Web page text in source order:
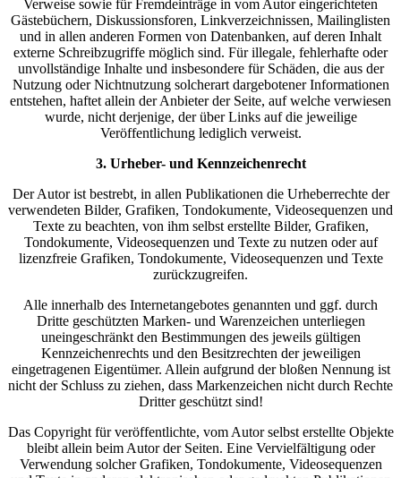
Verweise sowie für Fremdeinträge in vom Autor eingerichteten
Gästebüchern, Diskussionsforen, Linkverzeichnissen, Mailinglisten
und in allen anderen Formen von Datenbanken, auf deren Inhalt
externe Schreibzugriffe möglich sind. Für illegale, fehlerhafte oder
unvollständige Inhalte und insbesondere für Schäden, die aus der
Nutzung oder Nichtnutzung solcherart dargebotener Informationen
entstehen, haftet allein der Anbieter der Seite, auf welche verwiesen
wurde, nicht derjenige, der über Links auf die jeweilige
Veröffentlichung lediglich verweist.
3. Urheber- und Kennzeichenrecht
Der Autor ist bestrebt, in allen Publikationen die Urheberrechte der
verwendeten Bilder, Grafiken, Tondokumente, Videosequenzen und
Texte zu beachten, von ihm selbst erstellte Bilder, Grafiken,
Tondokumente, Videosequenzen und Texte zu nutzen oder auf
lizenzfreie Grafiken, Tondokumente, Videosequenzen und Texte
zurückzugreifen.
Alle innerhalb des Internetangebotes genannten und ggf. durch
Dritte geschützten Marken- und Warenzeichen unterliegen
uneingeschränkt den Bestimmungen des jeweils gültigen
Kennzeichenrechts und den Besitzrechten der jeweiligen
eingetragenen Eigentümer. Allein aufgrund der bloßen Nennung ist
nicht der Schluss zu ziehen, dass Markenzeichen nicht durch Rechte
Dritter geschützt sind!
Das Copyright für veröffentlichte, vom Autor selbst erstellte Objekte
bleibt allein beim Autor der Seiten. Eine Vervielfältigung oder
Verwendung solcher Grafiken, Tondokumente, Videosequenzen